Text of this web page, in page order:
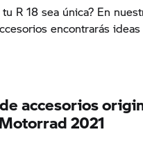
R 18 sea única? En
encontrarás
accesorios
2021